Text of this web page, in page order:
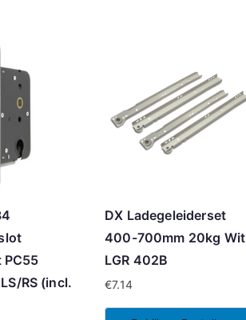
PC55
RS (incl.
DX Ladegeleiderset
400-700mm 20kg Wit
LGR 402B
€7.14